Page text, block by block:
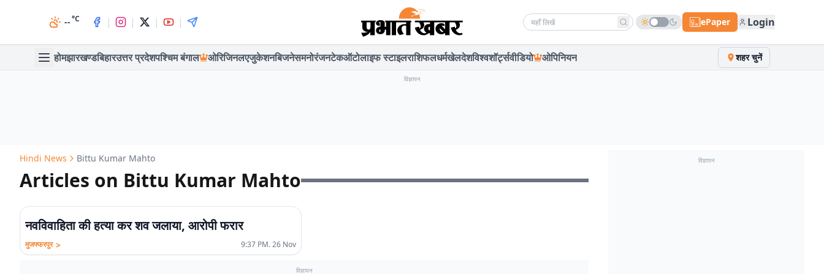
--°C | | | | Search news ePaper Login
होमझारखण्डबिहारउत्तर प्रदेशपश्चिम बंगाल ओरिजिनलएजुकेशनबिजनेसमनोरंजनटेकऑटोलाइफ स्टाइलराशिफलधर्मखेलदेशविश्वशॉर्ट्सवीडियो ओपिनियन शहर चुनें
विज्ञापन
Hindi News Bittu Kumar Mahto
Articles on Bittu Kumar Mahto
नवविवाहिता की हत्या कर शव जलाया, आरोपी फरार
मुजफ्फरपुर > 9:37 PM. 26 Nov
विज्ञापन
विज्ञापन